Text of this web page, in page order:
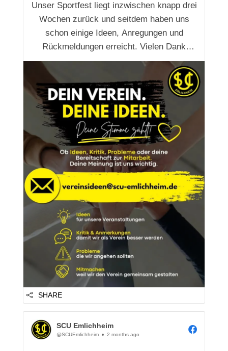
Unser Sportfest liegt inzwischen knapp drei
Wochen zurück und seitdem haben uns
schon einige Ideen, Anregungen und
Rückmeldungen erreicht. Vielen Dank
dafür! 🙌
Dabei haben wir gemerkt, dass es viele
gute Gedanken und Vorschläge gibt – und
genau dafür möchten wir künftig eine
zentrale Anlaufstell...
SHARE
SCU Emlichheim
@SCUEmlichheim 2 months ago